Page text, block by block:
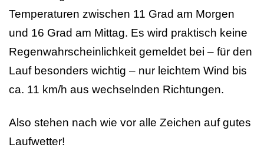
Temperaturen zwischen 11 Grad am Morgen
und 16 Grad am Mittag. Es wird praktisch keine
Regenwahrscheinlichkeit gemeldet bei – für den
Lauf besonders wichtig – nur leichtem Wind bis
ca. 11 km/h aus wechselnden Richtungen.
Also stehen nach wie vor alle Zeichen auf gutes
Laufwetter!